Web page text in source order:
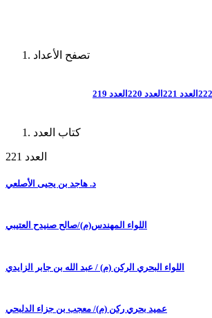
تصفح الأعداد
العدد 221 العدد 220 العدد 219
كتاب العدد
العدد 221
د. هاجد بن يحيى الأصلعي
اللواء المهندس(م)/صالح صنيدح العتيبي
اللواء البحري الركن (م) / عبد الله بن جابر الزايدي
عميد بحري ركن (م)/ معجب بن جزاء الدلبحي